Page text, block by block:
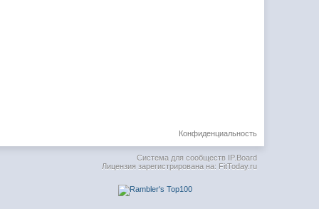
Конфиденциальность
Система для сообществ IP.Board
Лицензия зарегистрирована на: FitToday.ru